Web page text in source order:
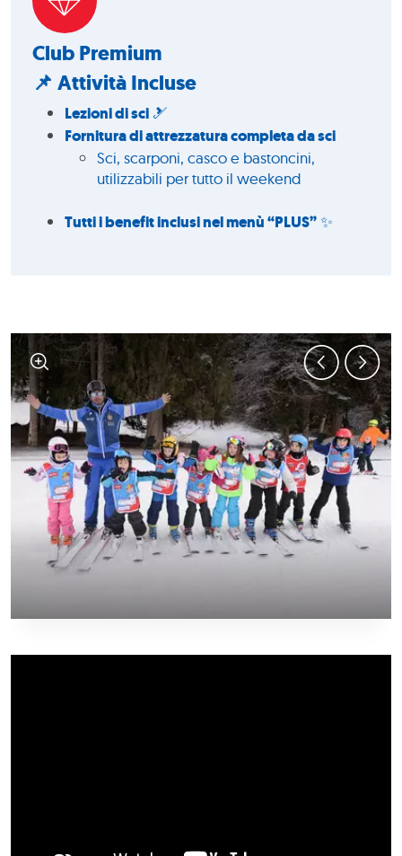
Club Premium
📌 Attività Incluse
Lezioni di sci 🎿
Fornitura di attrezzatura completa da sci
Sci, scarponi, casco e bastoncini,
utilizzabili per tutto il weekend
Tutti i benefit inclusi nel menù “PLUS”✨